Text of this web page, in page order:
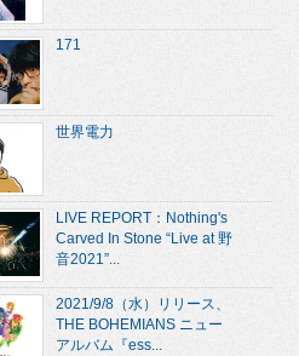
171
世界電力
LIVE REPORT：Nothing's
Carved In Stone “Live at 野
音2021”...
2021/9/8（水）リリース、
THE BOHEMIANS ニュー
アルバム『ess...